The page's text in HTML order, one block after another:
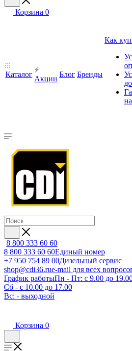
Корзина 0
Каталог
Акции
Блог Бренды
Как
8 800 333 60 60
8 800 333 60 60Единый номер
+7 950 754 89 00Дизельный сервис
shop@cdi36.rue-mail для всех
График работыПн - Пт: с 9.00 до
Сб - с 10.00 до 17.00
Вс: - выходной
Корзина 0